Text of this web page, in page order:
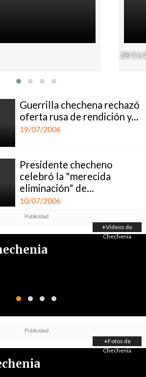
28/11/
Guerrilla chechena rechazó
oferta rusa de rendición y...
19/07/2006
Presidente checheno
celebró la "merecida
eliminación" de...
10/07/2006
+Videos de
Chechenia
+Fotos de
Chechenia